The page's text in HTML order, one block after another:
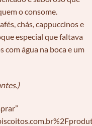
o consome.
chás, cappuccinos e
especial que faltava
com água na boca e um